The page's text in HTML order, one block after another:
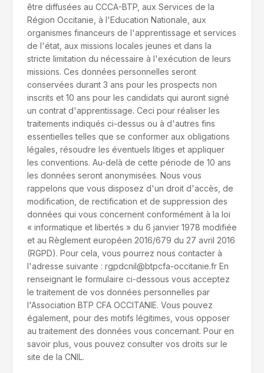
être diffusées au CCCA-BTP, aux Services de la
Région Occitanie, à l'Education Nationale, aux
organismes financeurs de l'apprentissage et services
de l'état, aux missions locales jeunes et dans la
stricte limitation du nécessaire à l'exécution de leurs
missions. Ces données personnelles seront
conservées durant 3 ans pour les prospects non
inscrits et 10 ans pour les candidats qui auront signé
un contrat d'apprentissage. Ceci pour réaliser les
traitements indiqués ci-dessus ou à d'autres fins
essentielles telles que se conformer aux obligations
légales, résoudre les éventuels litiges et appliquer
les conventions. Au-delà de cette période de 10 ans
les données seront anonymisées. Nous vous
rappelons que vous disposez d'un droit d'accès, de
modification, de rectification et de suppression des
données qui vous concernent conformément à la loi
« informatique et libertés » du 6 janvier 1978 modifiée
et au Règlement européen 2016/679 du 27 avril 2016
(RGPD). Pour cela, vous pourrez nous contacter à
l'adresse suivante : rgpdcnil@btpcfa-occitanie.fr En
renseignant le formulaire ci-dessous vous acceptez
le traitement de vos données personnelles par
l'Association BTP CFA OCCITANIE. Vous pouvez
également, pour des motifs légitimes, vous opposer
au traitement des données vous concernant. Pour en
savoir plus, vous pouvez consulter vos droits sur le
site de la CNIL.